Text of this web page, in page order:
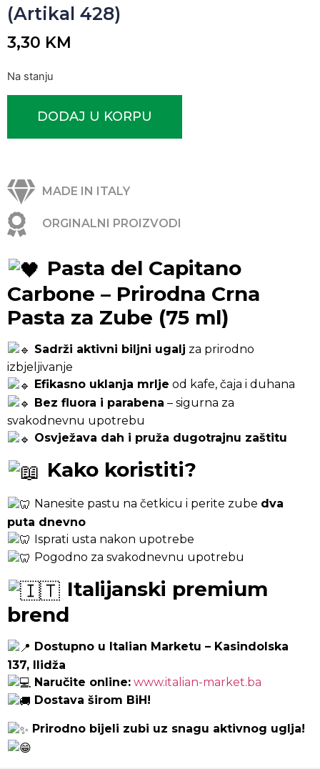
(Artikal 428)
3,30 KM
Na stanju
DODAJ U KORPU
MADE IN ITALY
ORGINALNI PROIZVODI
Pasta del Capitano
Carbone – Prirodna Crna
Pasta za Zube (75 ml)
Sadrži aktivni biljni ugalj za prirodno
izbjeljivanje
Efikasno uklanja mrlje od kafe, čaja i duhana
Bez fluora i parabena – sigurna za
svakodnevnu upotrebu
Osvježava dah i pruža dugotrajnu zaštitu
Kako koristiti?
Nanesite pastu na četkicu i perite zube dva
puta dnevno
Isprati usta nakon upotrebe
Pogodno za svakodnevnu upotrebu
Italijanski premium
brend
Dostupno u Italian Marketu – Kasindolska
137, Ilidža
Naručite online: www.italian-market.ba
Dostava širom BiH!
Prirodno bijeli zubi uz snagu aktivnog uglja!